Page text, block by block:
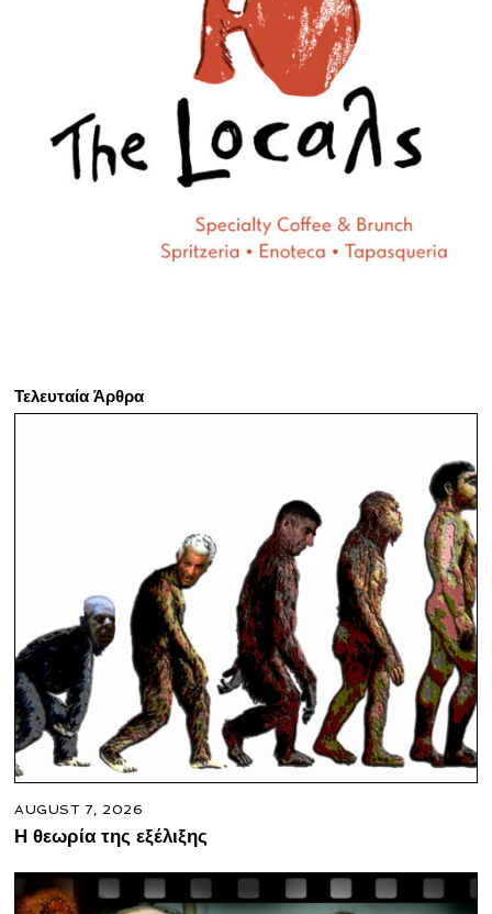
Τελευταία Άρθρα
AUGUST 7, 2026
Η θεωρία της εξέλιξης